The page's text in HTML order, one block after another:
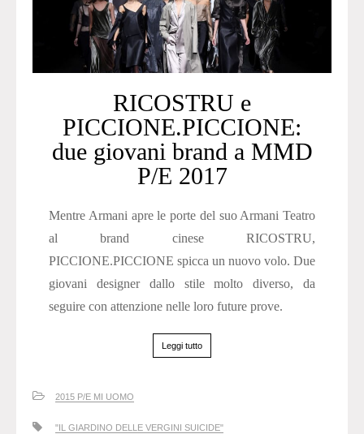
RICOSTRU e
PICCIONE.PICCIONE:
due giovani brand a MMD
P/E 2017
Mentre Armani apre le porte del suo Armani Teatro
al brand cinese RICOSTRU,
PICCIONE.PICCIONE spicca un nuovo volo. Due
giovani designer dallo stile molto diverso, da
seguire con attenzione nelle loro future prove.
Leggi tutto
2015 P/E MI UOMO
"IL GIARDINO DELLE VERGINI SUICIDE"